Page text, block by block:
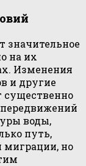
значительное
на их
Изменения
и другие
существенно
воды,
путь,
миграции, но